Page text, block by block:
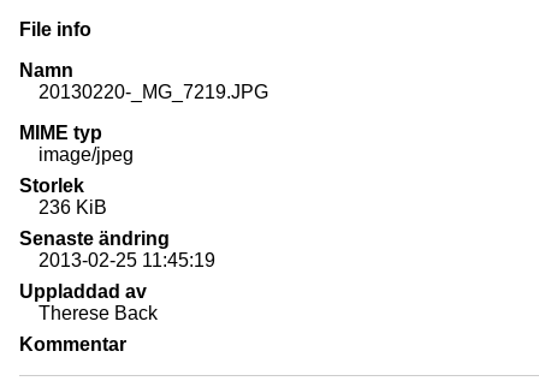
File info
Namn
20130220-_MG_7219.JPG
MIME typ
image/jpeg
Storlek
236 KiB
Senaste ändring
2013-02-25 11:45:19
Uppladdad av
Therese Back
Kommentar